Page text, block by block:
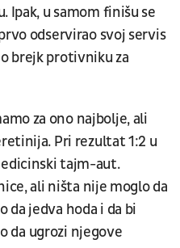
Ipak, u samom finišu se
odservirao svoj servis
brejk protivniku za
za ono najbolje, ali
Pri rezultat 1:2 u
tajm-aut.
ali ništa nije moglo da
da jedva hoda i da bi
da ugrozi njegove